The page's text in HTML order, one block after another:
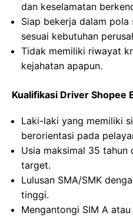
dan keselamatan
Siap bekerja dalam
sesuai kebutuhan
Tidak memiliki riwayat
kejahatan apapun.
Kualifikasi Driver Shopee
Laki-laki yang memiliki
berorientasi pada
Usia maksimal 35 tahun
target.
Lulusan SMA/SMK
tinggi.
Mengantongi SIM A